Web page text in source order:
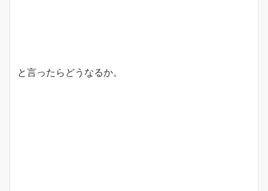
と言ったらどうなるか。